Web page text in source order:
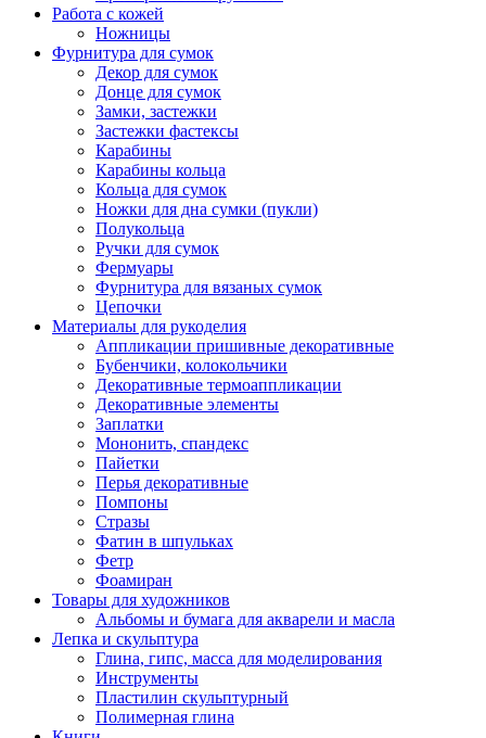
Работа с кожей
Ножницы
Фурнитура для сумок
Декор для сумок
Донце для сумок
Замки, застежки
Застежки фастексы
Карабины
Карабины кольца
Кольца для сумок
Ножки для дна сумки (пукли)
Полукольца
Ручки для сумок
Фермуары
Фурнитура для вязаных сумок
Цепочки
Материалы для рукоделия
Аппликации пришивные декоративные
Бубенчики, колокольчики
Декоративные термоаппликации
Декоративные элементы
Заплатки
Мононить, спандекс
Пайетки
Перья декоративные
Помпоны
Стразы
Фатин в шпульках
Фетр
Фоамиран
Товары для художников
Альбомы и бумага для акварели и масла
Лепка и скульптура
Глина, гипс, масса для моделирования
Инструменты
Пластилин скульптурный
Полимерная глина